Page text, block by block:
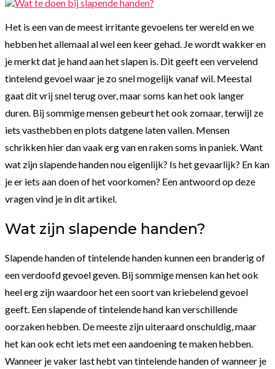
Het is een van de meest irritante gevoelens ter wereld en we
hebben het allemaal al wel een keer gehad. Je wordt wakker en
je merkt dat je hand aan het slapen is. Dit geeft een vervelend
tintelend gevoel waar je zo snel mogelijk vanaf wil. Meestal
gaat dit vrij snel terug over, maar soms kan het ook langer
duren. Bij sommige mensen gebeurt het ook zomaar, terwijl ze
iets vasthebben en plots datgene laten vallen. Mensen
schrikken hier dan vaak erg van en raken soms in paniek. Want
wat zijn slapende handen nou eigenlijk? Is het gevaarlijk? En kan
je er iets aan doen of het voorkomen? Een antwoord op deze
vragen vind je in dit artikel.
Wat zijn slapende handen?
Slapende handen of tintelende handen kunnen een branderig of
een verdoofd gevoel geven. Bij sommige mensen kan het ook
heel erg zijn waardoor het een soort van kriebelend gevoel
geeft. Een slapende of tintelende hand kan verschillende
oorzaken hebben. De meeste zijn uiteraard onschuldig, maar
het kan ook echt iets met een aandoening te maken hebben.
Wanneer je vaker last hebt van tintelende handen of wanneer je